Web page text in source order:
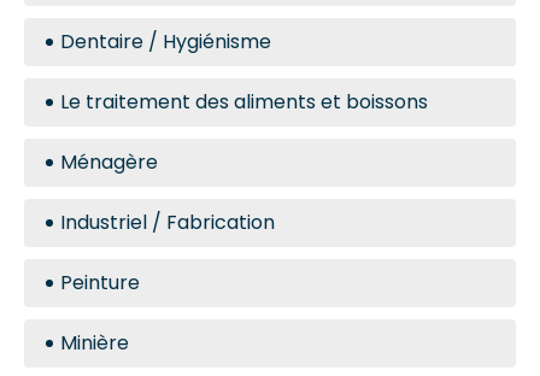
Dentaire / Hygiénisme
Le traitement des aliments et boissons
Ménagère
Industriel / Fabrication
Peinture
Minière